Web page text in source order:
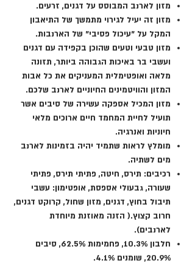
מזון לארנב המבוסס על דגנים, זרעים.
מזון זה יעיל לגירוי מתמשך של התיאבון
המקל על "עיכול פסיבי" של הארנבות.
מזון טבעי וטעים שהוכן בקפידה עם דגנים
ועשבי בר באיכות הגבוהה ביותר, תזונה
מלאה ואופטימלית המעניקים את כל אבות
המזון והוויטמינים החיוניים לארנב שלכם.
מזון המכיל אספקה ​​עשירה של סיבים אשר
תועיל לחיית המחמד חיים ארוכים מלאי
חיוניות ואנרגיה.
מומלץ לראות שתמיד יהיה בזמינות לארנב
מים לשתיה.
רכיבים: תירס, חיטה, פתיתי תירס, פתיתי
שעורה, גבעולי אספסת, אופטימון: עשבי
תיבול בחוץ, דגנים, מזון שחול, קרוקט דגנים,
חרוב קצוץ.( הזנה מאוזנת מיוחדת
לארנבים).
חלבון 10.3%, פחמימות 62.5%, סיבים
20.9%, שומנים 4.1%.